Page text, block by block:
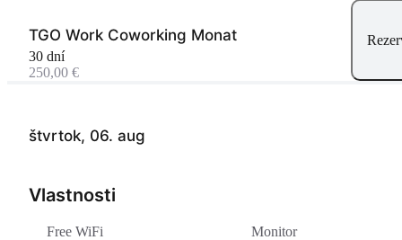
štvrtok, 06. aug
Vlastnosti
Free WiFi
Monitor
TGO Work Coworking Monat
30 dní
250,00 €